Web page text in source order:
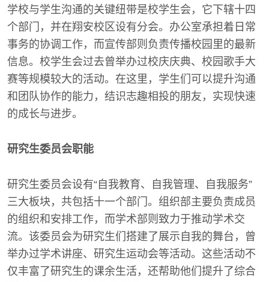
学校与学生沟通的关键纽带是校学生会，它下辖十四
个部门，并在翔安校区设有分会。办公室承担着日常
事务的协调工作，而宣传部则负责传播校园里的最新
信息。校学生会过去曾举办过校庆庆典、校园歌手大
赛等规模较大的活动。在这里，学生们可以提升沟通
和团队协作的能力，结识志趣相投的朋友，实现快速
的成长与进步。
研究生委员会职能
研究生委员会设有“自我教育、自我管理、自我服务”
三大板块，共包括十一个部门。组织部主要负责成员
的组织和安排工作，而学术部则致力于推动学术交
流。该委员会为研究生们搭建了展示自我的舞台，曾
举办过学术讲座、研究生运动会等活动。这些活动不
仅丰富了研究生的课余生活，还帮助他们提升了综合